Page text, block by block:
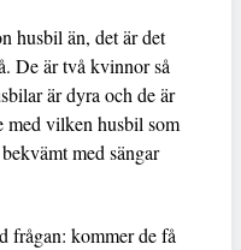
husbil än, det är det
De är två kvinnor så
är dyra och de är
med vilken husbil som
med sängar
frågan: kommer de få